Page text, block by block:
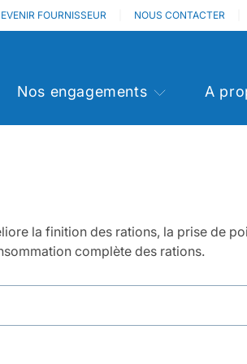
FOURNISSEUR NOUS CONTACTER
Nos engagements A
la finition des rations, la prise de
complète des rations.